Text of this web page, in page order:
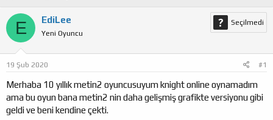
n
a
ş
a
t
ş
a
ç
a
r
E EdiLee
Yeni Oyuncu
Seçilmedi
19 Şub 2020 #1
Merhaba 10 yıllık metin2 oyuncusuyum knight online oynamadım
ama bu oyun bana metin2 nin daha gelişmiş grafikte versiyonu gibi
geldi ve beni kendine çekti.